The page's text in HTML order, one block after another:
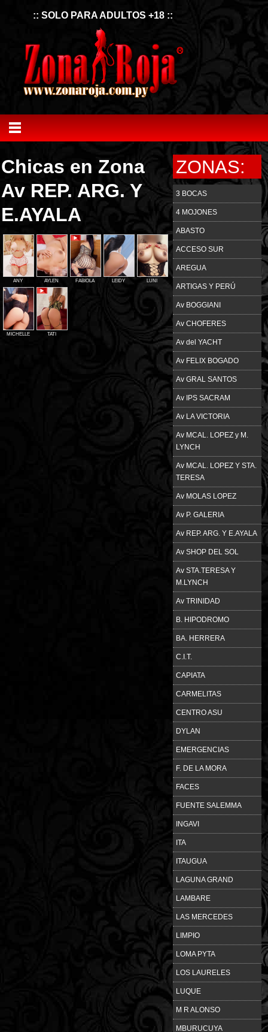
:: SOLO PARA ADULTOS +18 ::
Chicas en Zona
Av REP. ARG. Y
E.AYALA
ANY AYLEN FABIOLA LEIDY LUNI
MICHELLE TATI
ZONAS:
3 BOCAS
4 MOJONES
ABASTO
ACCESO SUR
AREGUA
ARTIGAS Y PERÚ
Av BOGGIANI
Av CHOFERES
Av del YACHT
Av FELIX BOGADO
Av GRAL SANTOS
Av IPS SACRAM
Av LA VICTORIA
Av MCAL. LOPEZ y M.
LYNCH
Av MCAL. LOPEZ Y STA.
TERESA
Av MOLAS LOPEZ
Av P. GALERIA
Av REP. ARG. Y E.AYALA
Av SHOP DEL SOL
Av STA.TERESA Y
M.LYNCH
Av TRINIDAD
B. HIPODROMO
BA. HERRERA
C.I.T.
CAPIATA
CARMELITAS
CENTRO ASU
DYLAN
EMERGENCIAS
F. DE LA MORA
FACES
FUENTE SALEMMA
INGAVI
ITA
ITAUGUA
LAGUNA GRAND
LAMBARE
LAS MERCEDES
LIMPIO
LOMA PYTA
LOS LAURELES
LUQUE
M R ALONSO
MBURUCUYA